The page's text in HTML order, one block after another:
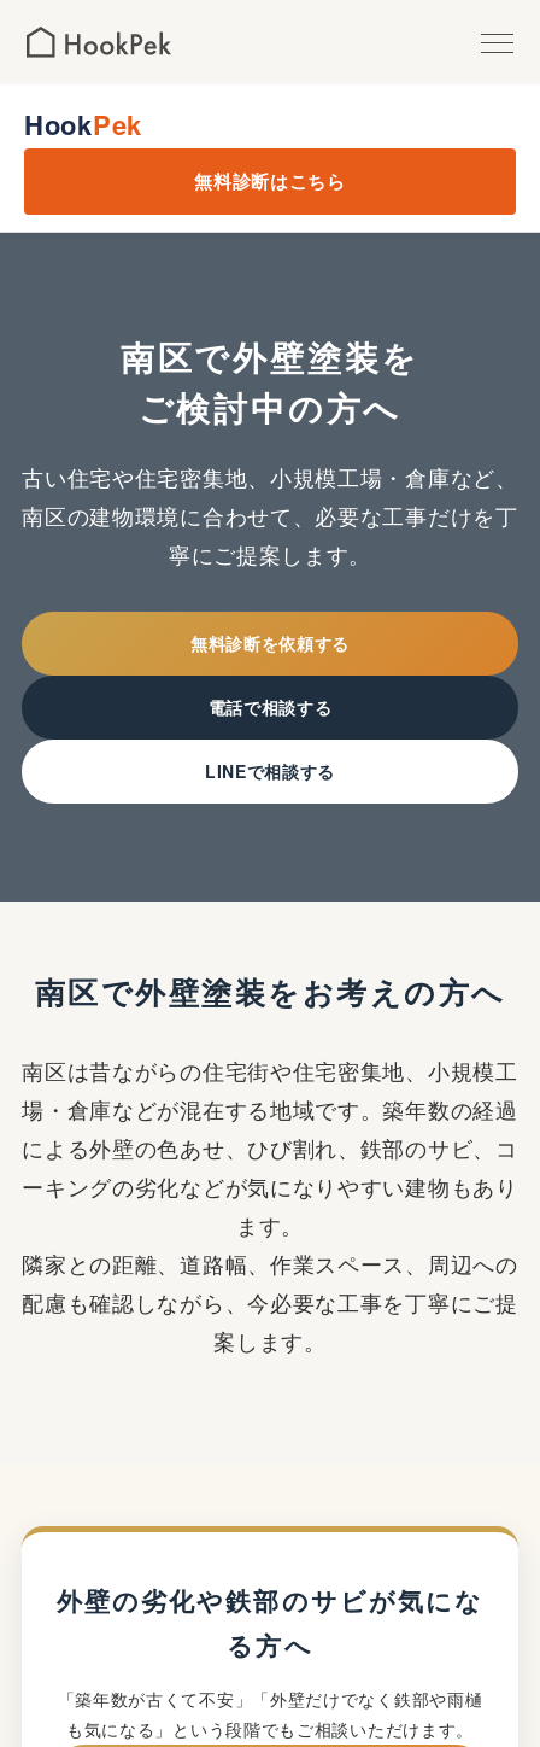
MAINTENANCE
OUTER WALLS
外壁塗装
ROOF PAINTING
屋根塗装
昭和区の外壁塗装
緑区の外壁塗装
MINAMI
南区の外壁塗装
HookPekとは
WORKS
施工事例
会社概要
お問い合わせ
HookPek
無料診断はこちら
南区で外壁塗装を
ご検討中の方へ
古い住宅や住宅密集地、小規模工場・倉庫など、
南区の建物環境に合わせて、必要な工事だけを丁
寧にご提案します。
無料診断を依頼する
電話で相談する
LINEで相談する
南区で外壁塗装をお考えの方へ
南区は昔ながらの住宅街や住宅密集地、小規模工
場・倉庫などが混在する地域です。築年数の経過
による外壁の色あせ、ひび割れ、鉄部のサビ、コ
ーキングの劣化などが気になりやすい建物もあり
ます。
隣家との距離、道路幅、作業スペース、周辺への
配慮も確認しながら、今必要な工事を丁寧にご提
案します。
外壁の劣化や鉄部のサビが気にな
る方へ
「築年数が古くて不安」「外壁だけでなく鉄部や雨樋
も気になる」という段階でもご相談いただけます。